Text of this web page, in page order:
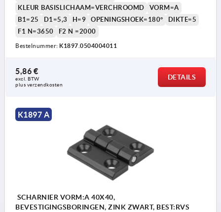
KLEUR BASISLICHAAM=VERCHROOMD
VORM=A
B1=25
D1=5,3 H=9 OPENINGSHOEK=180°
DIKTE=5
F1 N=3650
F2 N =2000
Bestelnummer: K1897.0504004011
5,86 €
excl. BTW
plus verzendkosten
DETAILS
K1897 A
SCHARNIER VORM:A 40X40,
BEVESTIGINGSBORINGEN, ZINK ZWART, BEST:RVS